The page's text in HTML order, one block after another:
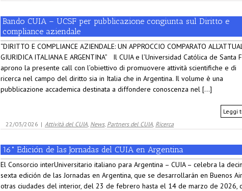
Bando CUIA – UCSF per pubblicazione congiunta sul Diritto e
compliance aziendale
“DIRITTO E COMPLIANCE AZIENDALE: UN APPROCCIO COMPARATO
GIURIDICA ITALIANA E ARGENTINA” Il CUIA e l’Universidad Católica de Santa
aprono la presente call con l’obiettivo di promuovere attività scientifiche e di
ricerca nel campo del diritto sia in Italia che in Argentina. Il volume è una
pubblicazione accademica destinata a diffondere conoscenza nel [...]
Leggi
22/03/2026 | Attività del CUIA, News, Partners del CUIA, Ricerca
16° Edición de las Jornadas del CUIA en Argentina
El Consorcio interUniversitario italiano para Argentina – CUIA – celebra la
sexta edición de las Jornadas en Argentina, que se desarrollarán en Buenos
otras ciudades del interior, del 23 de febrero hasta el 14 de marzo de 2026,